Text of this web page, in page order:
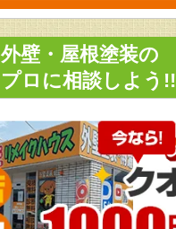
外壁・屋根塗装の
プロに相談しよう!!